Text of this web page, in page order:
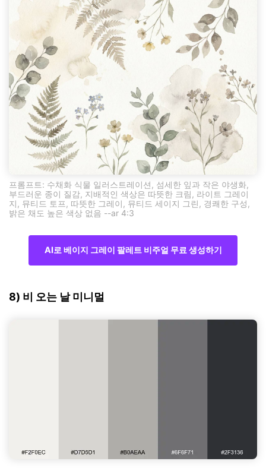
프롬프트: 수채화 식물 일러스트레이션, 섬세한 잎과 작은 야생화,
부드러운 종이 질감, 지배적인 색상은 따뜻한 크림, 라이트 그레이
지, 뮤티드 토프, 따뜻한 그레이, 뮤티드 세이지 그린, 경쾌한 구성,
밝은 채도 높은 색상 없음 --ar 4:3
AI로 베이지 그레이 팔레트 비주얼 무료 생성하기
8) 비 오는 날 미니멀